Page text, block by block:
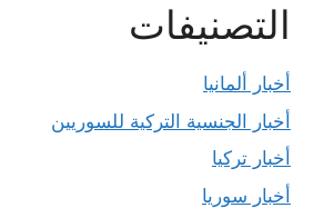
التصنيفات
أخبار ألمانيا
أخبار الجنسية التركية للسوريين
أخبار تركيا
أخبار سوريا